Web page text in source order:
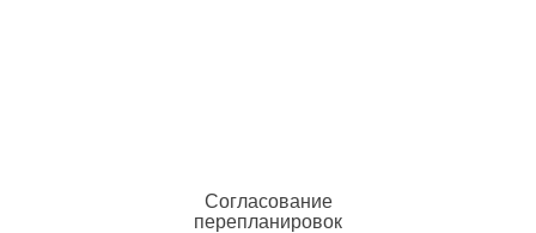
Согласование
перепланировок